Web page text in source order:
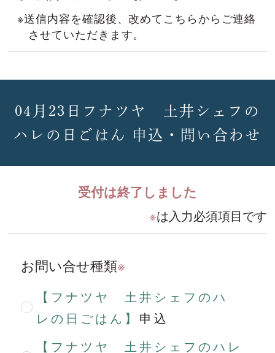
※送信内容を確認後、改めてこちらからご連絡
させていただきます。
04月23日フナツヤ 土井シェフの
ハレの日ごはん 申込・問い合わせ
受付は終了しました
※は入力必須項目です
お問い合せ種類※
【フナツヤ 土井シェフのハ
レの日ごはん】 申込
【フナツヤ 土井シェフのハレ